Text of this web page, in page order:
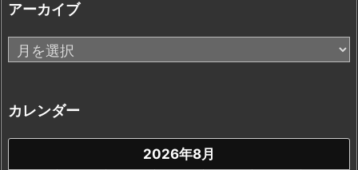
アーカイブ
ア
ー
イ
ブ
カレンダー
2026年8月